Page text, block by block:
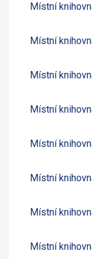
Místní
Místní
Místní
Místní
Místní
Místní
Místní
Místní